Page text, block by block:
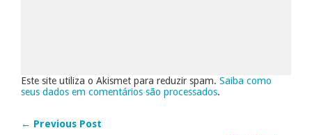
Este site utiliza o Akismet para reduzir spam. Saiba como
seus dados em comentários são processados.
← Previous Post